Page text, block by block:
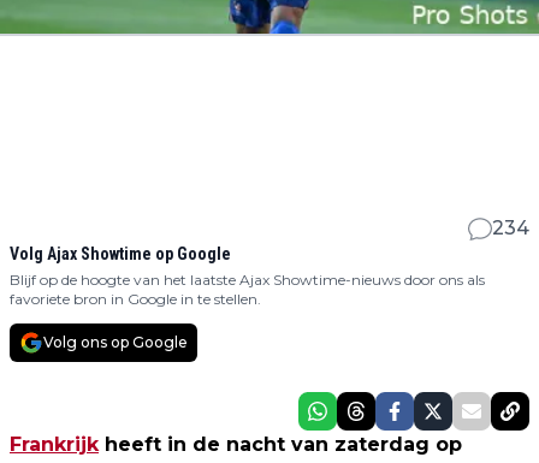
234
Volg Ajax Showtime op Google
Blijf op de hoogte van het laatste Ajax Showtime-nieuws door ons als
favoriete bron in Google in te stellen.
Volg ons op Google
Frankrijk heeft in de nacht van zaterdag op